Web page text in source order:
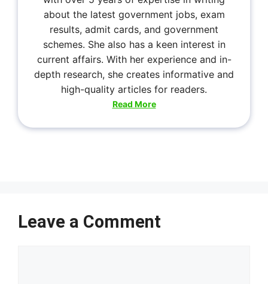
about the latest government jobs, exam
results, admit cards, and government
schemes. She also has a keen interest in
current affairs. With her experience and in-
depth research, she creates informative and
high-quality articles for readers.
Read More
Leave a Comment